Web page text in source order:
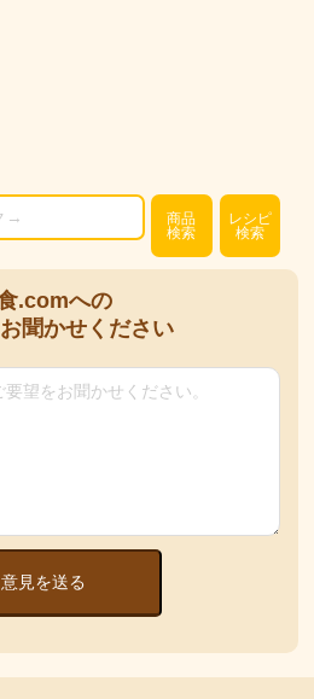
商品
検索
レシピ
検索
.comへの
聞かせください
意見を送る